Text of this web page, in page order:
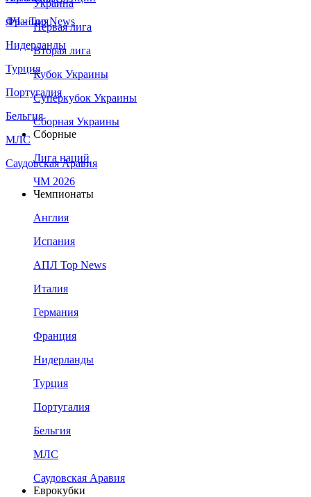
Франция
Нидерланды
Турция
Португалия
Бельгия
МЛС
Саудовская Аравия
ЛЧ - Top News
Украина
Первая лига
Вторая лига
Кубок Украины
Суперкубок Украины
Сборная Украины
Сборные
Лига наций
ЧМ 2026
Чемпионаты
Англия
Испания
АПЛ Top News
Италия
Германия
Франция
Нидерланды
Турция
Португалия
Бельгия
МЛС
Саудовская Аравия
Еврокубки